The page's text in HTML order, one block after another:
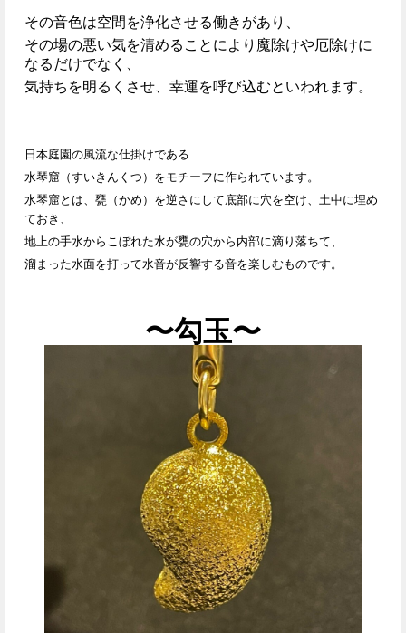
その音色は空間を浄化させる働きがあり、
その場の悪い気を清めることにより魔除けや厄除けに
なるだけでなく、
気持ちを明るくさせ、幸運を呼び込むといわれます。
日本庭園の風流な仕掛けである
水琴窟（すいきんくつ）をモチーフに作られています。
水琴窟とは、甕（かめ）を逆さにして底部に穴を空け、土中に埋め
ておき、
地上の手水からこぼれた水が甕の穴から内部に滴り落ちて、
溜まった水面を打って水音が反響する音を楽しむものです。
〜勾玉〜